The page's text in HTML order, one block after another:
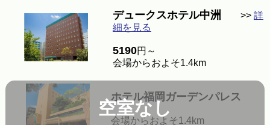
デュークスホテル中洲 >> 詳
細を見る
5190円～
会場からおよそ1.4km
空室なし
ホテル福岡ガーデンパレス
会場からおよそ1.4km